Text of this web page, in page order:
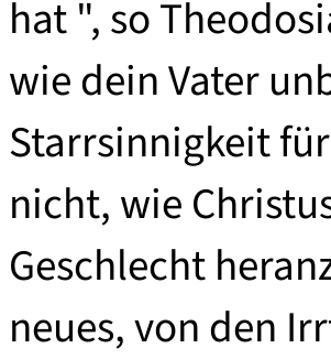
hat ", so
wie dein Vater
Starrsinnigkeit
nicht, wie
Geschlecht
neues, von den